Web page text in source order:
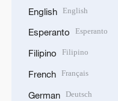
English English
Esperanto Esperanto
Filipino Filipino
French Français
German Deutsch